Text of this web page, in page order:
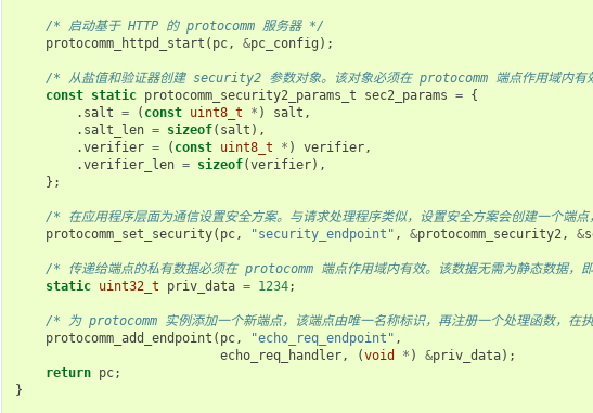
/* 启动基于 HTTP 的 protocomm 服务器 */
protocomm_httpd_start ( pc, &pc_config );
/* 从盐值和验证器创建 security2 参数对象。该对象必须在 protocomm 端点作用域内有效
const static protocomm_security2_params_t sec2_params = {
. salt = ( const uint8_t * ) salt ,
. salt_len = sizeof( salt ),
.verifier = ( const uint8_t * ) verifier,
.verifier_len = sizeof(verifier),
};
/* 在应用程序层面为通信设置安全方案。与请求处理程序类似，设置安全方案会创建一
protocomm_set_security( pc, "security_endpoint" , &protocomm_security2, &
/* 传递给端点的私有数据必须在 protocomm 端点作用域内有效。该数据无需为静态数据，
static uint32_t priv_data = 1234;
/* 为 protocomm 实例添加一个新端点，该端点由唯一名称标识，再注册一个处理函数，在
protocomm_add_endpoint ( pc, "echo_req_endpoint" ,
echo_req_handler, (void * ) &priv_data);
return pc;
}